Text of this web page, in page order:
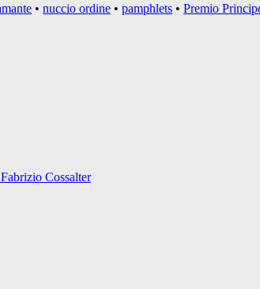
• nuccio ordine • pamphlets • Premio
Cossalter